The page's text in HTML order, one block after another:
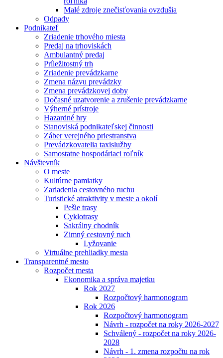
Malé zdroje znečisťovania ovzdušia
Odpady
Podnikateľ
Zriadenie trhového miesta
Predaj na trhoviskách
Ambulantný predaj
Príležitostný trh
Zriadenie prevádzkarne
Zmena názvu prevádzky
Zmena prevádzkovej doby
Dočasné uzatvorenie a zrušenie prevádzkarne
Výherné prístroje
Hazardné hry
Stanoviská podnikateľskej činnosti
Záber verejného priestranstva
Prevádzkovatelia taxislužby
Samostatne hospodáriaci roľník
Návštevník
O meste
Kultúrne pamiatky
Zariadenia cestovného ruchu
Turistické atraktivity v meste a okolí
Pešie trasy
Cyklotrasy
Sakrálny chodník
Zimný cestovný ruch
Lyžovanie
Virtuálne prehliadky mesta
Transparentné mesto
Rozpočet mesta
Ekonomika a správa majetku
Rok 2027
Rozpočtový harmonogram
Rok 2026
Rozpočtový harmonogram
Návrh - rozpočet na roky 2026-2027
Schválený - rozpočet na roky 2026-
2028
Návrh - 1. zmena rozpočtu na rok